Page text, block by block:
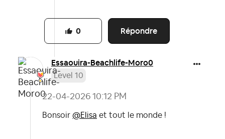
Répondre
0
Essaouira-Beachlife-Moro0
Level 10
‎22-04-2026 10:12 PM
Bonsoir @Elisa et tout le monde !